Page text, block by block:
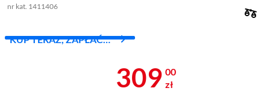
nr kat. 1411406
KUP TERAZ, ZAPŁAĆ
Cena 309 zł
309 00
zł